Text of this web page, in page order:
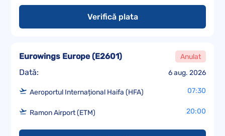
Verifică plata
Dată: 6 aug. 2026
Eurowings Europe(E2601) Anulat
Aeroportul Internațional Haifa (HFA) 07:30
Ramon Airport (ETM) 20:00